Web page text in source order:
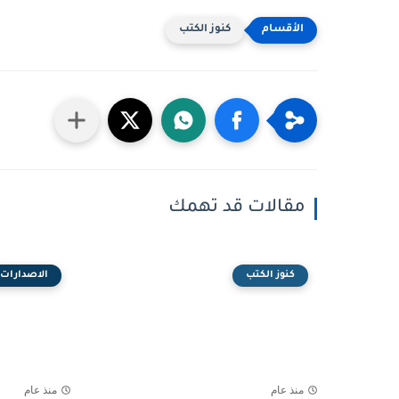
كنوز الكتب
مقالات قد تهمك
كنوز الكتب
منذ عام
الاصدارات
منذ عام